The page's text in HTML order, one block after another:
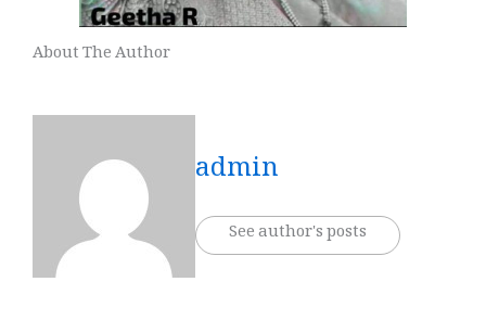
About The Author
admin
See author's posts